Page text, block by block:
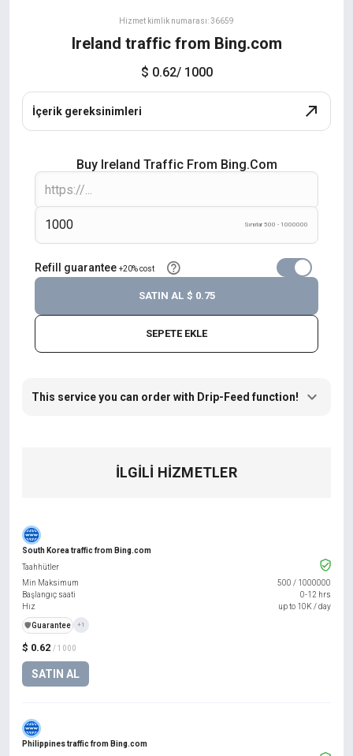
Hizmet kimlik numarası: 36659
Ireland traffic from Bing.com
$ 0.62/ 1000
İçerik gereksinimleri
Buy Ireland Traffic From Bing.com
Sınırlar 500 - 1000000
Refill guarantee +20% cost
SEPETE EKLE
SATIN AL $ 0.75
This service you can order with Drip-Feed function!
İLGILI HIZMETLER
South Korea traffic from Bing.com
$ 0.62 / 1000
SATIN AL
Taahhütler
Min Maksimum
500 / 1000000
Başlangıç saati
0-12 hrs
Hız
up to 10K / day
️🛡️Guarantee +1
Philippines traffic from Bing.com